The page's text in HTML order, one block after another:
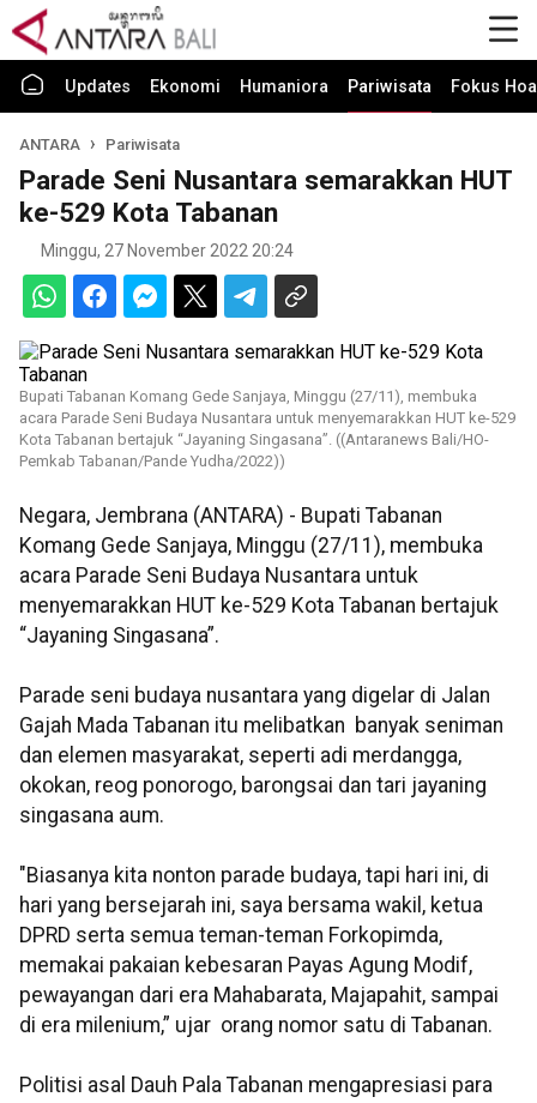
Updates Ekonomi Humaniora Pariwisata Fokus
ANTARA Pariwisata
Parade Seni Nusantara semarakkan HUT
ke-529 Kota Tabanan
Minggu, 27 November 2022 20:24
Bupati Tabanan Komang Gede Sanjaya, Minggu (27/11), membuka
acara Parade Seni Budaya Nusantara untuk menyemarakkan HUT ke-529
Kota Tabanan bertajuk “Jayaning Singasana”. ((Antaranews Bali/HO-
Pemkab Tabanan/Pande Yudha/2022))
Negara, Jembrana (ANTARA) - Bupati Tabanan
Komang Gede Sanjaya, Minggu (27/11), membuka
acara Parade Seni Budaya Nusantara untuk
menyemarakkan HUT ke-529 Kota Tabanan bertajuk
“Jayaning Singasana”.
Parade seni budaya nusantara yang digelar di Jalan
Gajah Mada Tabanan itu melibatkan banyak seniman
dan elemen masyarakat, seperti adi merdangga,
okokan, reog ponorogo, barongsai dan tari jayaning
singasana aum.
"Biasanya kita nonton parade budaya, tapi hari ini, di
hari yang bersejarah ini, saya bersama wakil, ketua
DPRD serta semua teman-teman Forkopimda,
memakai pakaian kebesaran Payas Agung Modif,
pewayangan dari era Mahabarata, Majapahit, sampai
di era milenium,” ujar orang nomor satu di Tabanan.
Politisi asal Dauh Pala Tabanan mengapresiasi para